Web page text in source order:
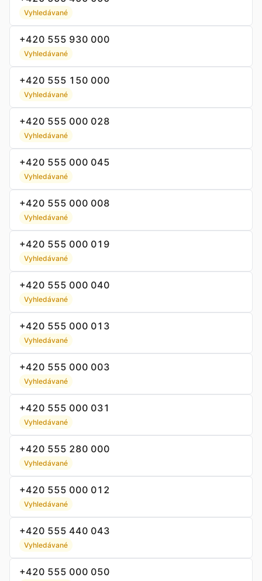
Vyhledávané
+420 555 930 000
Vyhledávané
+420 555 150 000
Vyhledávané
+420 555 000 028
Vyhledávané
+420 555 000 045
Vyhledávané
+420 555 000 008
Vyhledávané
+420 555 000 019
Vyhledávané
+420 555 000 040
Vyhledávané
+420 555 000 013
Vyhledávané
+420 555 000 003
Vyhledávané
+420 555 000 031
Vyhledávané
+420 555 280 000
Vyhledávané
+420 555 000 012
Vyhledávané
+420 555 440 043
Vyhledávané
+420 555 000 050